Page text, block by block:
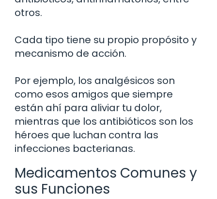
otros.
Cada tipo tiene su propio propósito y
mecanismo de acción.
Por ejemplo, los analgésicos son
como esos amigos que siempre
están ahí para aliviar tu dolor,
mientras que los antibióticos son los
héroes que luchan contra las
infecciones bacterianas.
Medicamentos Comunes y
sus Funciones